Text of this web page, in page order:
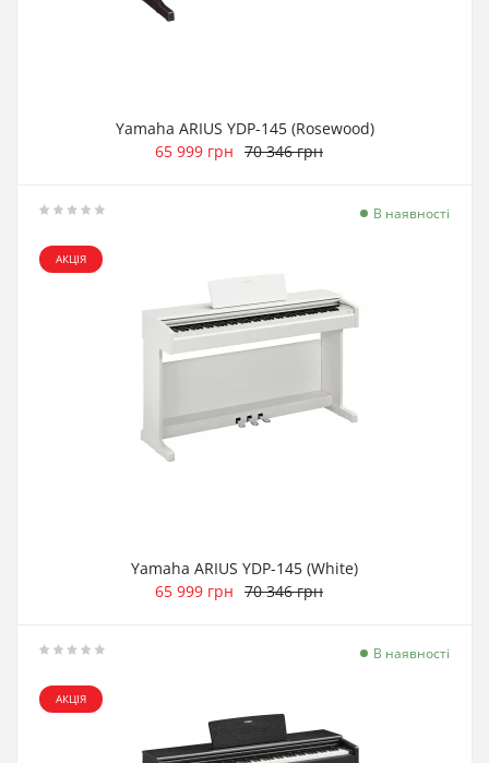
Yamaha ARIUS YDP-145 (Rosewood)
65 999 грн 70 346 грн
АКЦІЯ
В наявності
Yamaha ARIUS YDP-145 (White)
65 999 грн 70 346 грн
АКЦІЯ
В наявності